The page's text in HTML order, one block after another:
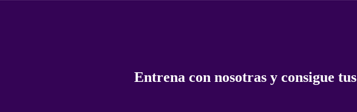
Entrena con nosotras y consigue tus